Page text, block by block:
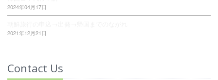
2024年04月17日
2021年12月21日
Contact Us